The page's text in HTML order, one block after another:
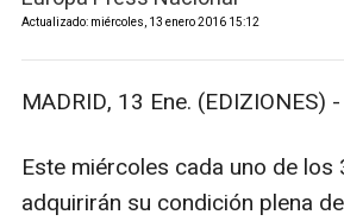
Actualizado: miércoles, 13 enero 2016 15:12
MADRID, 13 Ene. (EDIZIONES) -
Este miércoles cada uno de
adquirirán su condición plena